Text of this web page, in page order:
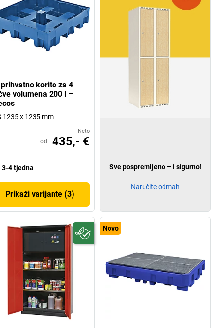
prihvatno korito za 4
volumena 200 l –
1235 x 1235 mm
Neto
od 435,- €
3-4 tjedna
Prikaži varijante (3)
Novo
Sve pospremljeno – i sigurno!
Naručite odmah